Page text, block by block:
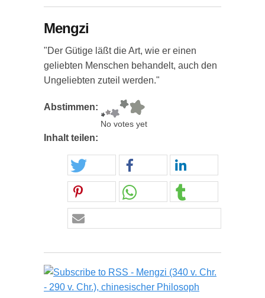
Mengzi
"Der Gütige läßt die Art, wie er einen
geliebten Menschen behandelt, auch den
Ungeliebten zuteil werden."
Abstimmen:
No votes yet
Inhalt teilen: